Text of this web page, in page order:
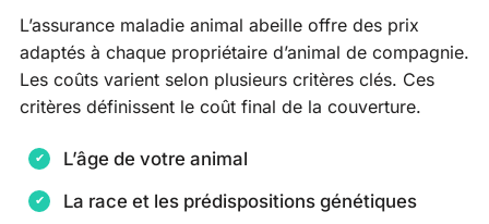
L’assurance maladie animal abeille offre des prix
adaptés à chaque propriétaire d’animal de compagnie.
Les coûts varient selon plusieurs critères clés. Ces
critères définissent le coût final de la couverture.
L’âge de votre animal
La race et les prédispositions génétiques